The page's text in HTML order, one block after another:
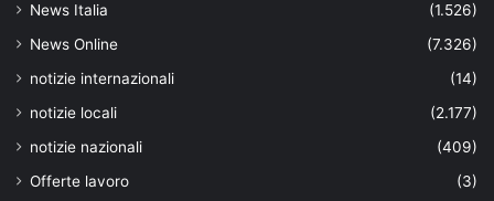
News Italia
(1.526)
News Online
(7.326)
notizie internazionali
(14)
notizie locali
(2.177)
notizie nazionali
(409)
Offerte lavoro
(3)